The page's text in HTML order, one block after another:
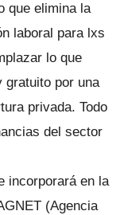
que elimina la
laboral para lxs
lo que
gratuito por una
privada. Todo
del sector
incorporará en la
(Agencia